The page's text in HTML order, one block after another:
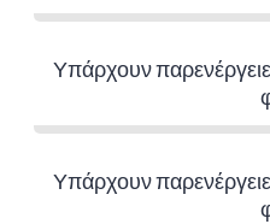
Υπάρχουν
Υπάρχουν